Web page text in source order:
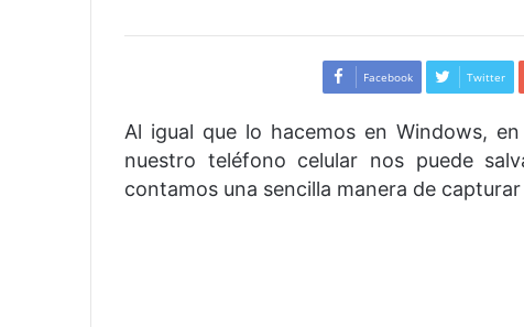
Facebook Twitter
Al igual que lo hacemos en Windows,
nuestro teléfono celular nos puede
contamos una sencilla manera de